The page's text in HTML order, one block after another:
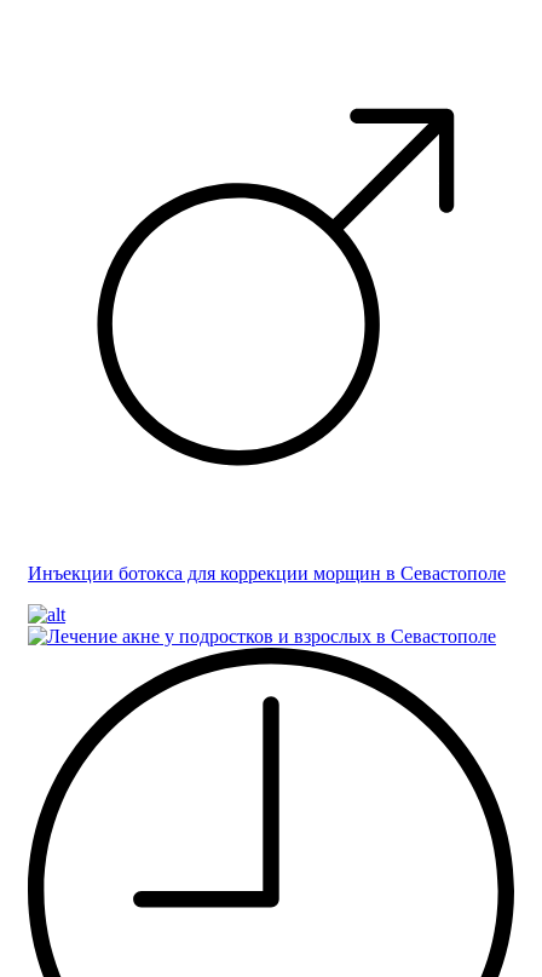
Инъекции ботокса для коррекции морщин в Севастополе